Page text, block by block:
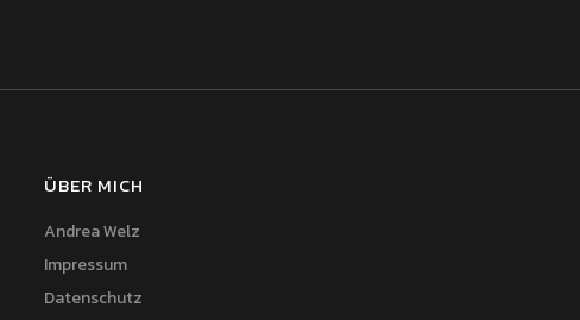
ÜBER MICH
Andrea Welz
Impressum
Datenschutz